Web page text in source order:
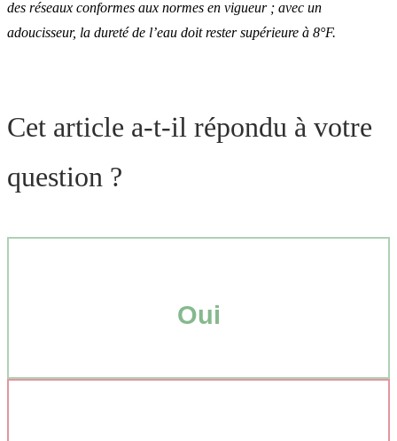
des réseaux conformes aux normes en vigueur ; avec un
adoucisseur, la dureté de l’eau doit rester supérieure à 8°F.
Cet article a-t-il répondu à votre
question ?
Oui